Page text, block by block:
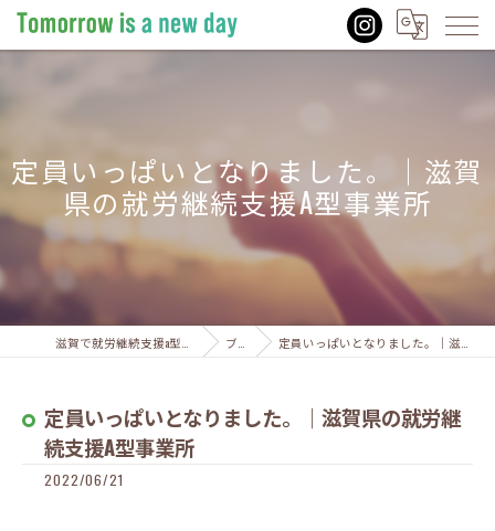
定員いっぱいとなりました。｜滋賀
県の就労継続支援A型事業所
ブログ 定員いっぱいとなりました。｜滋賀県の就労継続支援A型事業所
定員いっぱいとなりました。｜滋賀県の就労継
続支援A型事業所
2022/06/21